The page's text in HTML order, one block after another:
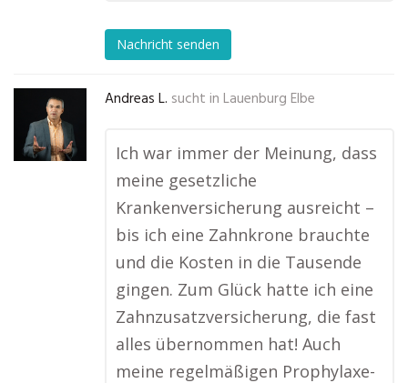
Nachricht senden
Andreas L. sucht in Lauenburg Elbe
Ich war immer der Meinung, dass
meine gesetzliche
Krankenversicherung ausreicht –
bis ich eine Zahnkrone brauchte
und die Kosten in die Tausende
gingen. Zum Glück hatte ich eine
Zahnzusatzversicherung, die fast
alles übernommen hat! Auch
meine regelmäßigen Prophylaxe-